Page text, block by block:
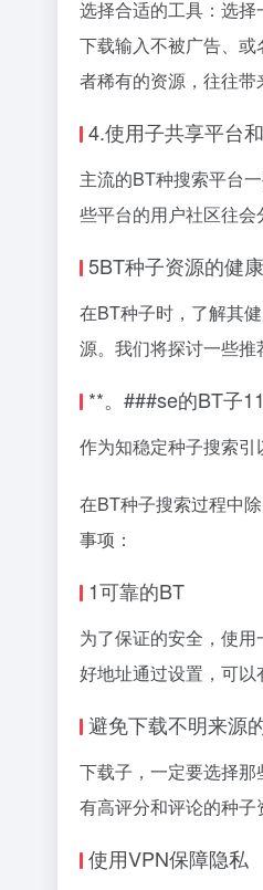
选择合适的工具：选
下载输入不被广告、
者稀有的资源，往往带
4.使用子共享平台
主流的BT种搜索平台
些平台的用户社区往会
5BT种子资源的健
在BT种子时，了解其
源。我们将探讨一些
**。###se的BT子
作为知稳定种子搜索引
在BT种子搜索过程中
事项：
1可靠的BT
为了保证的安全，使
好地址通过设置，可以
避免下载不明来源
下载子，一定要选择
有高评分和评论的种子
使用VPN保障隐私